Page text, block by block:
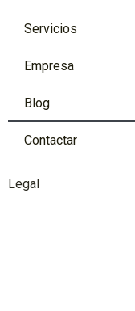
Servicios
Empresa
Blog
Contactar
Legal